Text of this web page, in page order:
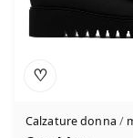
♡
Calzature donna /